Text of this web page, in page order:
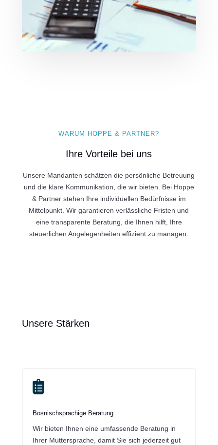
WARUM HOPPE & PARTNER?
Ihre Vorteile bei uns
Unsere Mandanten schätzen die persönliche Betreuung
und die klare Kommunikation, die wir bieten. Bei Hoppe
& Partner stehen Ihre individuellen Bedürfnisse im
Mittelpunkt. Wir garantieren verlässliche Fristen und
eine transparente Beratung, die Ihnen hilft, Ihre
steuerlichen Angelegenheiten effizient zu managen.
Unsere Stärken

Bosnischsprachige Beratung
Wir bieten Ihnen eine umfassende Beratung in
Ihrer Muttersprache, damit Sie sich jederzeit gut